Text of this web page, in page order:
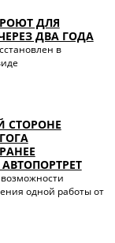
ДЛЯ
ДВА ГОДА
в
СТОРОНЕ
одной работы от